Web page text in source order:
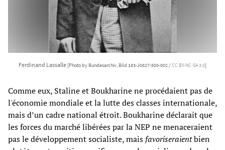
Ferdinand Lassalle [Photo by Bundesarchiv, Bild 183-J0827-500-002 /CC BY-NC-SA 3.0]
Comme eux, Staline et Boukharine ne procédaient pas de
l'économie mondiale et la lutte des classes internationale,
mais d’un cadre national étroit. Boukharine déclarait que
les forces du marché libérées par la NEP ne menaceraient
pas le développement socialiste, mais favoriseraientbien